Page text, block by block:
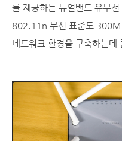
를 제공하는 듀얼밴드 유무
802.11n 무선 표준도
네트워크 환경을 구축하는데